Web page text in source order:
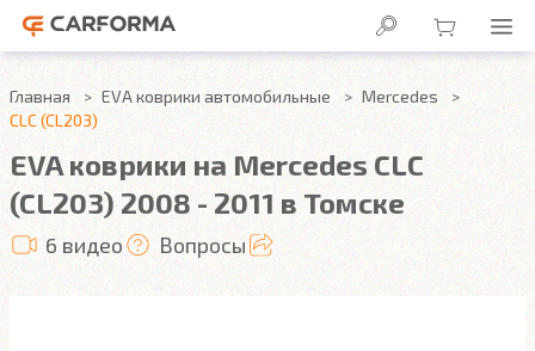
Главная EVA коврики автомобильные
Mercedes
CLC (CL203)
EVA коврики на Mercedes CLC
(CL203) 2008 - 2011 в Томске
6 видео Вопросы